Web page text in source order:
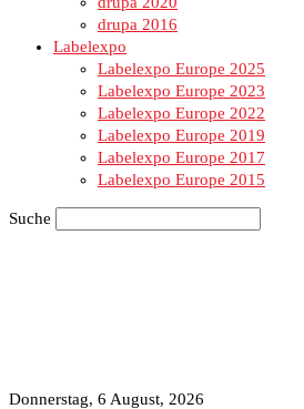
drupa 2016
Labelexpo
Labelexpo Europe 2025
Labelexpo Europe 2023
Labelexpo Europe 2022
Labelexpo Europe 2019
Labelexpo Europe 2017
Labelexpo Europe 2015
Suche
Donnerstag, 6 August, 2026